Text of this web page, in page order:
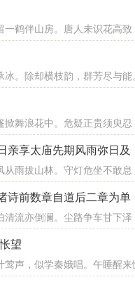
鹤伴山房。唐人未识花高致
。除却横枝韵，群芳尽与能
掀舞浪花中。危疑正贵须臾
亲享太庙先期风雨弥日及
雨拔山林。守灯危坐不敢息
诗前数章自道后二章为单
清流亦倒澜。尘路争车甘下
望
莺声，似学秦娥唱。午睡醒